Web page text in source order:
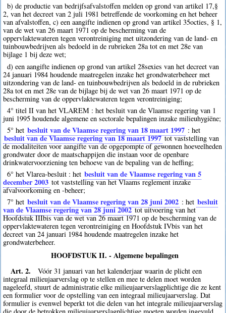
b) de productie van bedrijfsafvalstoffen melden op grond van artikel 17,§
2, van het decreet van 2 juli 1981 betreffende de voorkoming en het beheer
van afvalstoffen, c) een aangifte indienen op grond van artikel 35octies, § 1,
van de wet van 26 maart 1971 op de bescherming van de
oppervlaktewateren tegen verontreiniging met uitzondering van de land- en
tuinbouwbedrijven als bedoeld in de rubrieken 28a tot en met 28e van
bijlage 1 bij deze wet;
d) een aangifte indienen op grond van artikel 28sexies van het decreet van
24 januari 1984 houdende maatregelen inzake het grondwaterbeheer met
uitzondering van de land- en tuinbouwbedrijven als bedoeld in de rubrieken
28a tot en met 28e van de bijlage bij de wet van 26 maart 1971 op de
bescherming van de oppervlaktewateren tegen verontreiniging;
4° titel II van het VLAREM : het besluit van de Vlaamse regering van 1
juni 1995 houdende algemene en sectorale bepalingen inzake milieuhygiëne;
5° het besluit van de Vlaamse regering van 18 maart 1997 : het
besluit van de Vlaamse regering van 18 maart 1997tot vaststelling van
de modaliteiten voor aangifte van de opgepompte of gewonnen hoeveelheden
grondwater door de maatschappijen die instaan voor de openbare
drinkwatervoorziening ten behoeve van de bepaling van de heffing;
6° het Vlarea-besluit : het besluit van de Vlaamse regering van 5
december 2003 tot vaststelling van het Vlaams reglement inzake
afvalvoorkoming en -beheer;
7° het besluit van de Vlaamse regering van 28 juni 2002 : het besluit
van de Vlaamse regering van 28 juni 2002tot uitvoering van het
Hoofdstuk IIIbis van de wet van 26 maart 1971 op de bescherming van de
oppervlaktewateren tegen verontreiniging en Hoofdstuk IVbis van het
decreet van 24 januari 1984 houdende maatregelen inzake het
grondwaterbeheer.
HOOFDSTUK II. - Algemene bepalingen
Art. 2.
Vóór 31 januari van het kalenderjaar waarin de plicht een
integraal milieujaarverslag op te stellen en mee te delen moet worden
nageleefd, stuurt de administratie elke milieujaarverslagplichtige die ze kent
een formulier voor de opstelling van een integraal milieujaarverslag. Dat
formulier is evenwel beperkt tot die delen van het integrale milieujaarverslag